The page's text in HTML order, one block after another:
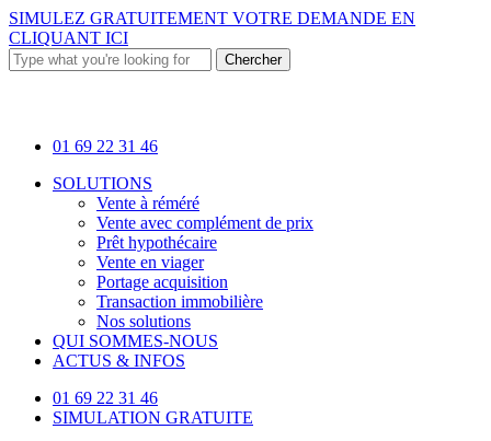
Skip
to
main
content
SIMULEZ GRATUITEMENT VOTRE DEMANDE EN
CLIQUANT ICI
Chercher
01 69 22 31 46
Menu
SOLUTIONS
Vente à réméré
Vente avec complément de prix
Prêt hypothécaire
Vente en viager
Portage acquisition
Transaction immobilière
Nos solutions
QUI SOMMES-NOUS
ACTUS & INFOS
01 69 22 31 46
SIMULATION GRATUITE